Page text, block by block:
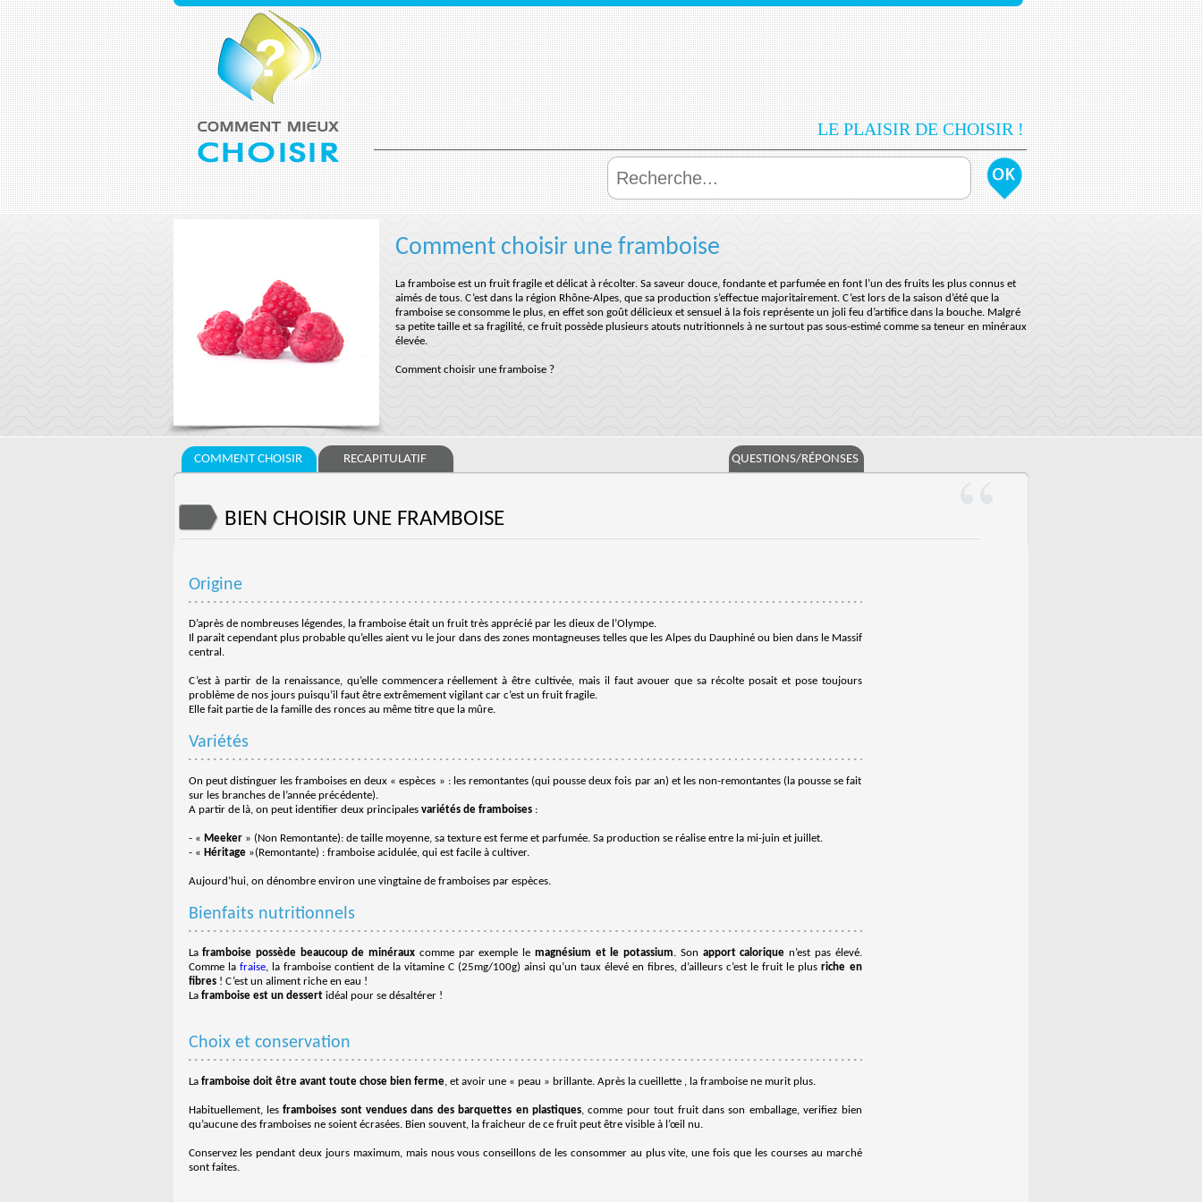
LE PLAISIR DE CHOISIR !
Comment choisir une framboise
La framboise est un fruit fragile et délicat à récolter. Sa saveur douce, fondante et parfumée en font l’un des fruits les plus connus et
aimés de tous. C’est dans la région Rhône-Alpes, que sa production s’effectue majoritairement. C’est lors de la saison d’été que la
framboise se consomme le plus, en effet son goût délicieux et sensuel à la fois représente un joli feu d’artifice dans la bouche. Malgré
sa petite taille et sa fragilité, ce fruit possède plusieurs atouts nutritionnels à ne surtout pas sous-estimé comme sa teneur en minéraux
élevée.
Comment choisir une framboise ?
COMMENT CHOISIR RECAPITULATIF QUESTIONS/RÉPONSES
BIEN CHOISIR UNE FRAMBOISE
Origine
D’après de nombreuses légendes, la framboise était un fruit très apprécié par les dieux de l’Olympe.
Il parait cependant plus probable qu’elles aient vu le jour dans des zones montagneuses telles que les Alpes du Dauphiné ou bien dans le Massif
central.
C’est à partir de la renaissance, qu’elle commencera réellement à être cultivée, mais il faut avouer que sa récolte posait et pose toujours
problème de nos jours puisqu’il faut être extrêmement vigilant car c’est un fruit fragile.
Elle fait partie de la famille des ronces au même titre que la mûre.
Variétés
On peut distinguer les framboises en deux « espèces » : les remontantes (qui pousse deux fois par an) et les non-remontantes (la pousse se fait
sur les branches de l’année précédente).
A partir de là, on peut identifier deux principalesvariétés de framboises:
- « Meeker» (Non Remontante): de taille moyenne, sa texture est ferme et parfumée. Sa production se réalise entre la mi-juin et juillet.
- « Héritage »(Remontante) : framboise acidulée, qui est facile à cultiver.
Aujourd’hui, on dénombre environ une vingtaine de framboises par espèces.
Bienfaits nutritionnels
Laframboise possède beaucoup de minéraux comme par exemple le magnésium et le potassium. Son apport calorique n’est pas élevé.
Comme la fraise, la framboise contient de la vitamine C (25mg/100g) ainsi qu’un taux élevé en fibres, d’ailleurs c’est le fruit le plusriche en
fibres! C’est un aliment riche en eau !
La framboise est un dessert idéal pour se désaltérer !
Choix et conservation
La framboise doit être avant toute chose bien ferme, et avoir une « peau » brillante. Après la cueillette , la framboise ne murit plus.
Habituellement, lesframboises sont vendues dans des barquettes en plastiques, comme pour tout fruit dans son emballage, verifiez bien
qu’aucune des framboises ne soient écrasées. Bien souvent, la fraicheur de ce fruit peut être visible à l’œil nu.
Conservez les pendant deux jours maximum, mais nous vous conseillons de les consommer au plus vite, une fois que les courses au marché
sont faites.